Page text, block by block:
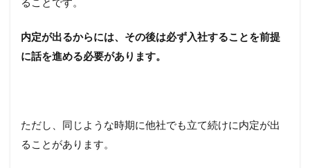
ることです。
内定が出るからには、その後は必ず入社することを前提
に話を進める必要があります。
ただし、同じような時期に他社でも立て続けに内定が出
ることがあります。